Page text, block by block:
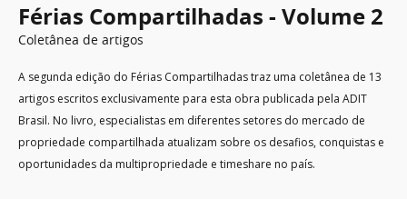
Férias Compartilhadas - Volume 2
Coletânea de artigos
A segunda edição do Férias Compartilhadas traz uma coletânea de 13
artigos escritos exclusivamente para esta obra publicada pela ADIT
Brasil. No livro, especialistas em diferentes setores do mercado de
propriedade compartilhada atualizam sobre os desafios, conquistas e
oportunidades da multipropriedade e timeshare no país.